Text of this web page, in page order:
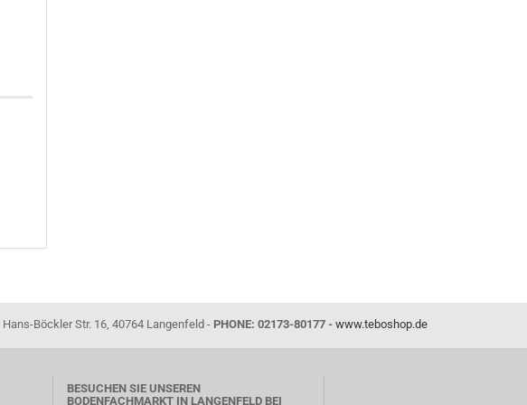
Böckler Str. 16, 40764 Langenfeld - PHONE: 02173-80177 - www.teboshop.de
BESUCHEN SIE UNSEREN
BODENFACHMARKT IN LANGENFELD BEI